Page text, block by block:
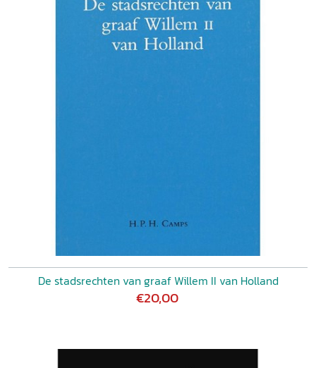
De stadsrechten van graaf Willem II van Holland
€20,00